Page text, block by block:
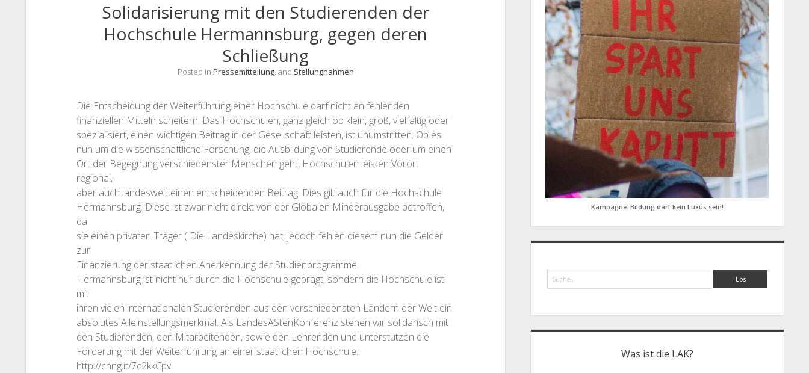
Solidarisierung mit den Studierenden der
Hochschule Hermannsburg, gegen deren
Schließung
Posted in Pressemitteilung, and Stellungnahmen
Die Entscheidung der Weiterführung einer Hochschule darf nicht an fehlenden
finanziellen Mitteln scheitern. Das Hochschulen, ganz gleich ob klein, groß, vielfältig oder
spezialisiert, einen wichtigen Beitrag in der Gesellschaft leisten, ist unumstritten. Ob es
nun um die wissenschaftliche Forschung, die Ausbildung von Studierende oder um einen
Ort der Begegnung verschiedenster Menschen geht, Hochschulen leisten Vorort
regional,
aber auch landesweit einen entscheidenden Beitrag. Dies gilt auch für die Hochschule
Hermannsburg. Diese ist zwar nicht direkt von der Globalen Minderausgabe betroffen,
da
sie einen privaten Träger ( Die Landeskirche) hat, jedoch fehlen diesem nun die Gelder
zur
Finanzierung der staatlichen Anerkennung der Studienprogramme.
Hermannsburg ist nicht nur durch die Hochschule geprägt, sondern die Hochschule ist
mit
ihren vielen internationalen Studierenden aus den verschiedensten Ländern der Welt ein
absolutes Alleinstellungsmerkmal. Als LandesAStenKonferenz stehen wir solidarisch mit
den Studierenden, den Mitarbeitenden, sowie den Lehrenden und unterstützen die
Forderung mit der Weiterführung an einer staatlichen Hochschule.:
http://chng.it/7c2kkCpv
Kampagne: Bildung darf kein Luxus sein!
Was ist die LAK?